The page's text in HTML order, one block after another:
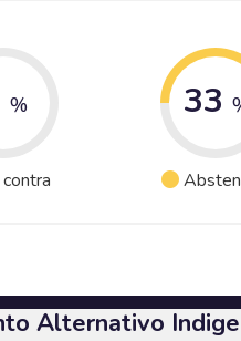
%
contra
33
Alternativo